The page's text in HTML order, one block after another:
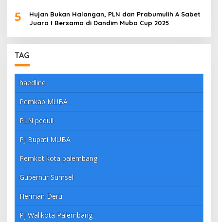
5
Hujan Bukan Halangan, PLN dan Prabumulih A Sabet
Juara I Bersama di Dandim Muba Cup 2025
TAG
haedline
Pemkab MUBA
PLN peduli
PJ Bupati MUBA
Pemkot kota palembang
Gubernur Sumsel
Herman Deru
Pj Walikota Palembang